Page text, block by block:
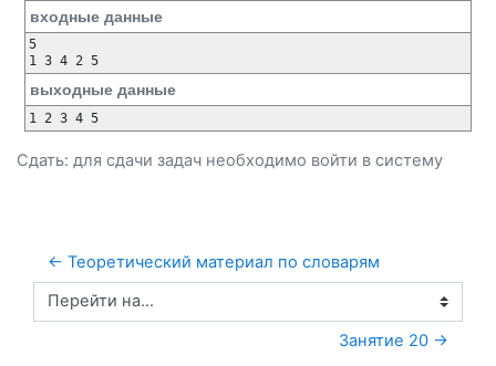
входные данные
5
выходные данные
Сдать: для сдачи задач необходимо войти в систему
← Теоретический материал по словарям
Перейти на...
Занятие 20 →